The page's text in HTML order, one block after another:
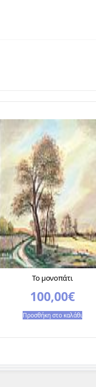
Το μονοπάτι
100,00€
Προσθήκη στο καλάθι